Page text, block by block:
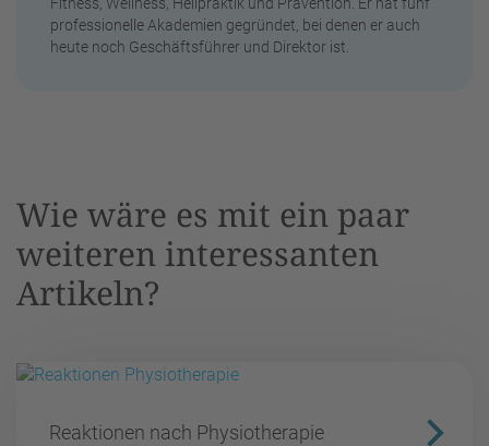
professionelle Akademien gegründet, bei denen er auch
heute noch Geschäftsführer und Direktor ist.
Wie wäre es mit ein paar
weiteren interessanten
Artikeln?
Reaktionen nach Physiotherapie